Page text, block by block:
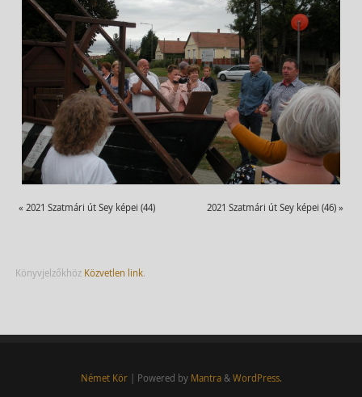
« 2021 Szatmári út Sey képei (44) 2021 Szatmári út Sey képei (46) »
Könyvjelzőkhöz Közvetlen link.
Német Kör| Powered by Mantra& WordPress.